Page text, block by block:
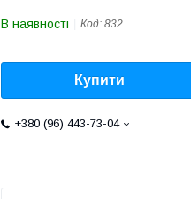
В наявності Код: 832
Купити
+380 (96) 443-73-04